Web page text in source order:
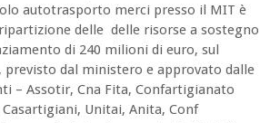
autotrasporto merci presso il MIT è
delle delle risorse a sostegno
di 240 milioni di euro, sul
previsto dal ministero e approvato dalle
– Assotir, Cna Fita, Confartigianato
Unitai, Anita, Conf